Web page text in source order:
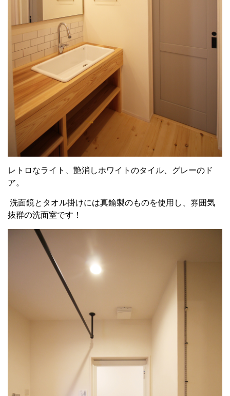
レトロなライト、艶消しホワイトのタイル、グレーのド
ア。
洗面鏡とタオル掛けには真鍮製のものを使用し、雰囲気
抜群の洗面室です！